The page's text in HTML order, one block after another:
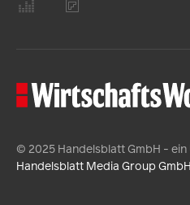
© 2025 Handelsblatt GmbH -
Handelsblatt Media Group